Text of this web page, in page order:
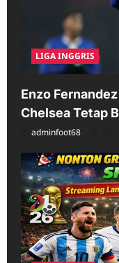
LIGA INGGRIS
Enzo
Chelsea Tetap
adminfoot68